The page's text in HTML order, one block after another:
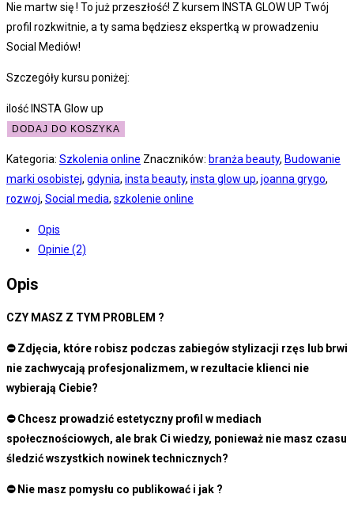
Nie martw się ! To już przeszłość! Z kursem INSTA GLOW UP Twój
profil rozkwitnie, a ty sama będziesz ekspertką w prowadzeniu
Social Mediów!
Szczegóły kursu poniżej:
ilość INSTA Glow up
DODAJ DO KOSZYKA
Kategoria: Szkolenia online Znaczników: branża beauty, Budowanie
marki osobistej, gdynia, insta beauty, insta glow up, joanna grygo,
rozwoj, Social media, szkolenie online
Opis
Opinie (2)
Opis
CZY MASZ Z TYM PROBLEM ?
⛔ Zdjęcia, które robisz podczas zabiegów stylizacji rzęs lub brwi
nie zachwycają profesjonalizmem, w rezultacie klienci nie
wybierają Ciebie?
⛔ Chcesz prowadzić estetyczny profil w mediach
społecznościowych, ale brak Ci wiedzy, ponieważ nie masz czasu
śledzić wszystkich nowinek technicznych?
⛔ Nie masz pomysłu co publikować i jak ?